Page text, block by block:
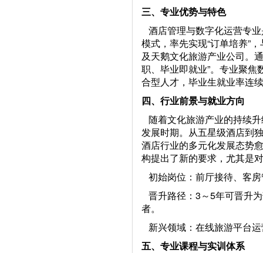
三、专业优势与特色
酒店管理与数字化运营专
模式，率先实现“订单培养”
及天鹅文化旅游产业公司。
职、毕业即就业”。专业聚
合型人才，毕业生就业率连
四、行业前景与就业方向
随着文化旅游产业的持续
发展时期。从五星级酒店到
酒店行业的多元化发展态势
构提出了新的要求，尤其是
初始岗位：前厅接待、客
晋升路径：3～5年可晋升
者。
新兴领域：在线旅游平台
五、专业课程与实训体系